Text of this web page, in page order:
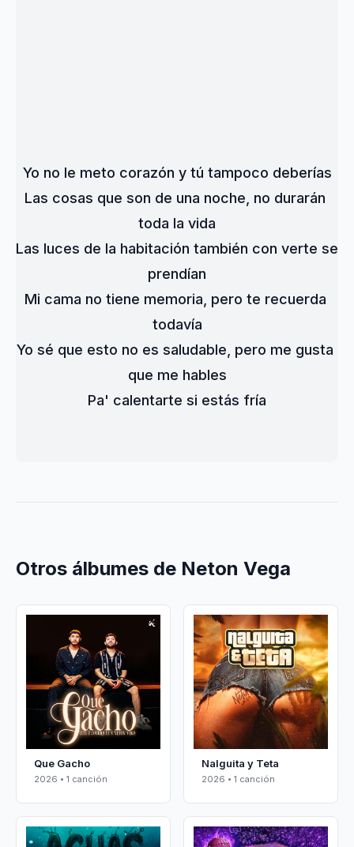
Yo no le meto corazón y tú tampoco deberías
Las cosas que son de una noche, no durarán
toda la vida
Las luces de la habitación también con verte se
prendían
Mi cama no tiene memoria, pero te recuerda
todavía
Yo sé que esto no es saludable, pero me gusta
que me hables
Pa' calentarte si estás fría
Otros álbumes de Neton Vega
Que Gacho
2026 • 1 canción
Nalguita y Teta
2026 • 1 canción